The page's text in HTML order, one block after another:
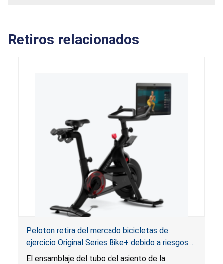
Retiros relacionados
Peloton retira del mercado bicicletas de
ejercicio Original Series Bike+ debido a riesgos
de caída y lesiones
El ensamblaje del tubo del asiento de la